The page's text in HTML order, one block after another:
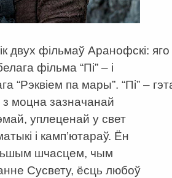
двух фільмаў Аранофскі: яго
фільма “Пі” – і
“Рэквіем па мары”. “Пі” –
моцна зазначанай
уплеценай у свет
і камп’ютараў. Ён
шчасцем, чым
Сусвету, ёсць любоў